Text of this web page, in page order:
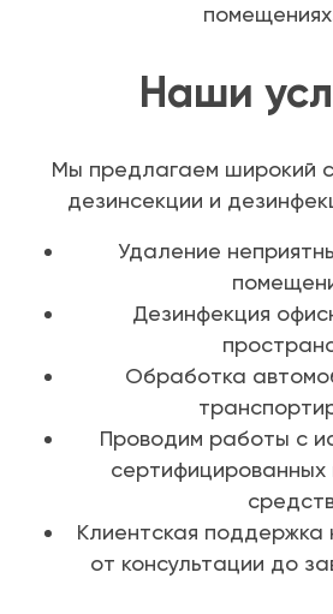
Наши
Мы предлагаем широкий
дезинсекции и
Удаление
Дезинфекция
Обработка
Проводим работы с
сертифицированных
Клиентская поддержка
от консультации до